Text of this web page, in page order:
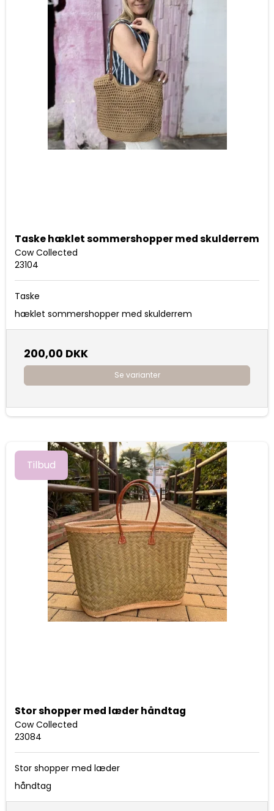
Taske hæklet sommershopper med skulderrem
Cow Collected
23104
Taske
hæklet sommershopper med skulderrem
200,00 DKK
Se varianter
Tilbud
Stor shopper med læder håndtag
Cow Collected
23084
Stor shopper med læder
håndtag